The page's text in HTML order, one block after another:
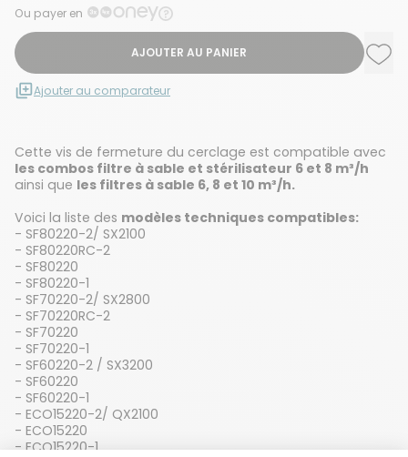
Ou payer en
AJOUTER AU PANIER
Ajouter au comparateur
Cette vis de fermeture du cerclage est compatible avec
les combos filtre à sable et stérilisateur 6 et 8 m³/h
ainsi que les filtres à sable 6, 8 et 10 m³/h.
Voici la liste des modèles techniques compatibles:
- SF80220-2/ SX2100
- SF80220RC-2
- SF80220
- SF80220-1
- SF70220-2/ SX2800
- SF70220RC-2
- SF70220
- SF70220-1
- SF60220-2 / SX3200
- SF60220
- SF60220-1
- ECO15220-2/ QX2100
- ECO15220
- ECO15220-1